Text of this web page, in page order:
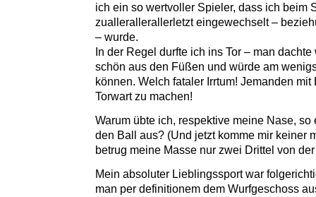
ich ein so wertvoller Spieler, dass ich beim
zuallerallerallerletzt eingewechselt –
– wurde.
In der Regel durfte ich ins Tor – man
schön aus den Füßen und würde am
können. Welch fataler Irrtum! Jemanden
Torwart zu machen!
Warum übte ich, respektive meine Nase, so
den Ball aus? (Und jetzt komme mir keiner
betrug meine Masse nur zwei Drittel von
Mein absoluter Lieblingssport war
man per definitionem dem Wurfgeschoss